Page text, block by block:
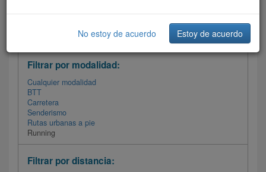
Filtrar las rutas
Filtrar por modalidad:
Cualquier modalidad
BTT
Carretera
Senderismo
Rutas urbanas a pie
Running
Filtrar por distancia:
No estoy de acuerdo Estoy de acuerdo